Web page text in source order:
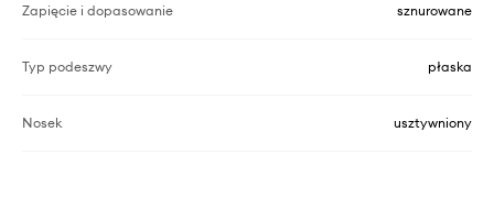
Zapięcie i dopasowanie sznurowane
Typ podeszwy płaska
Nosek usztywniony